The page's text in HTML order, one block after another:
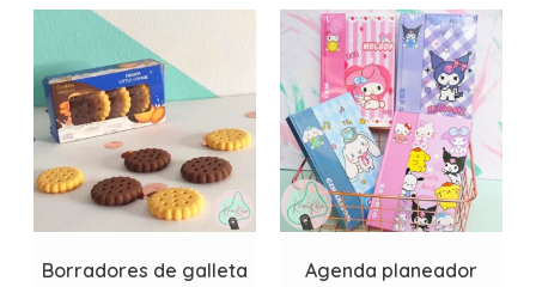
Borradores de galleta
Agenda planeador